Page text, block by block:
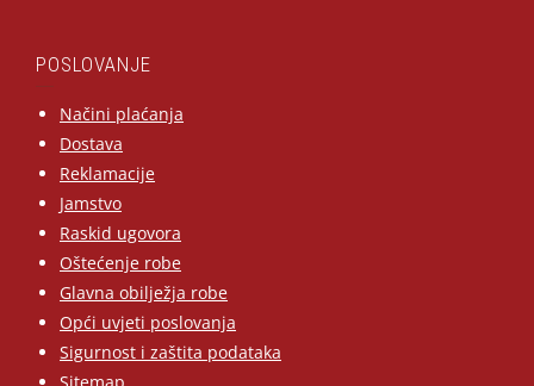
POSLOVANJE
Načini plaćanja
Dostava
Reklamacije
Jamstvo
Raskid ugovora
Oštećenje robe
Glavna obilježja robe
Opći uvjeti poslovanja
Sigurnost i zaštita podataka